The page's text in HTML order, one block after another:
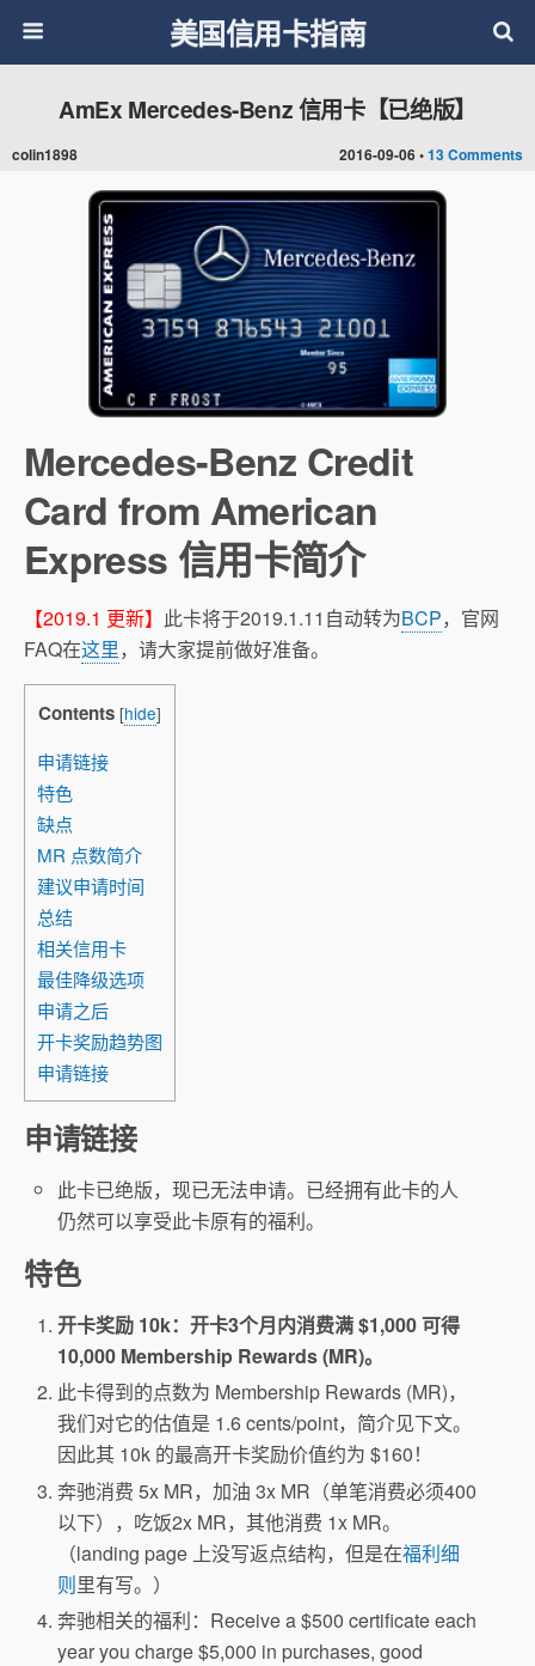
美国信用卡指南
2016-09-06 •13 Comments
AmEx Mercedes-Benz 信用卡【已绝版】
colin1898
Mercedes-Benz Credit
Card from American
Express 信用卡简介
【2019.1 更新】 此卡将于2019.1.11自动转为BCP，官网
FAQ在这里，请大家提前做好准备。
Contents [hide]
申请链接
特色
缺点
MR 点数简介
建议申请时间
总结
相关信用卡
最佳降级选项
申请之后
开卡奖励趋势图
申请链接
申请链接
此卡已绝版，现已无法申请。已经拥有此卡的人
仍然可以享受此卡原有的福利。
特色
开卡奖励 10k：开卡3个月内消费满 $1,000 可得
10,000 Membership Rewards (MR)。
此卡得到的点数为 Membership Rewards (MR)，
我们对它的估值是 1.6 cents/point，简介见下文。
因此其 10k 的最高开卡奖励价值约为 $160！
奔驰消费 5x MR，加油 3x MR（单笔消费必须400
以下），吃饭2x MR，其他消费 1x MR。
（landing page 上没写返点结构，但是在福利细
则里有写。）
奔驰相关的福利：Receive a $500 certificate each
year you charge $5,000 in purchases, good